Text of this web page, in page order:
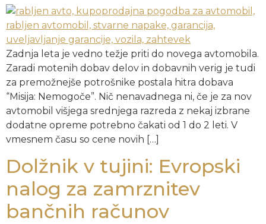
Zadnja leta je vedno težje priti do novega avtomobila.
Zaradi motenih dobav delov in dobavnih verig je tudi
za premožnejše potrošnike postala hitra dobava
“Misija: Nemogoče”. Nič nenavadnega ni, če je za nov
avtomobil višjega srednjega razreda z nekaj izbrane
dodatne opreme potrebno čakati od 1 do 2 leti. V
vmesnem času so cene novih […]
Dolžnik v tujini: Evropski
nalog za zamrznitev
bančnih računov